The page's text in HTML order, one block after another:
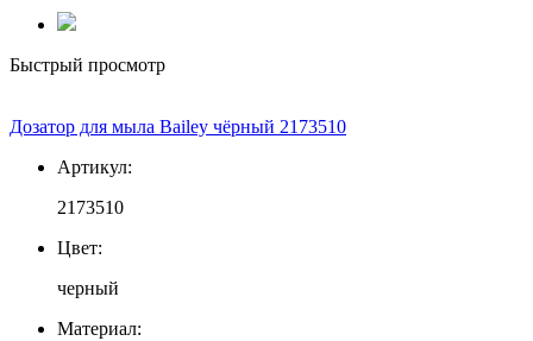
Быстрый просмотр
Дозатор для мыла Bailey чёрный 2173510
Артикул:
2173510
Цвет:
черный
Материал: